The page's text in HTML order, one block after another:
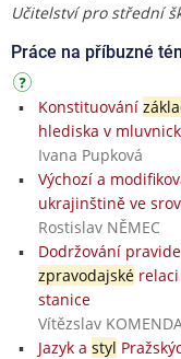
Učitelství pro střední
Práce na příbuzné
Konstituování
hlediska v
Ivana Pupková
Výchozí a
ukrajinštině ve
Rostislav NĚMEC
Dodržování
zpravodajskérelaci
stanice
Vítězslav
Jazyk a styl